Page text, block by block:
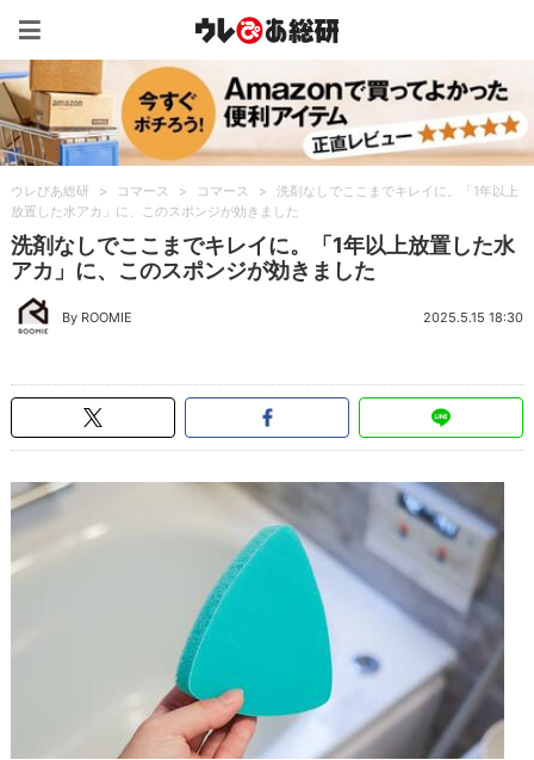
ウレぴあ総研 > コマース > コマース >
洗剤なしでここまでキレイに。「1年以上
放置した水アカ」に、このスポンジが効きました
洗剤なしでここまでキレイに。「1年以上放置した水
アカ」に、このスポンジが効きました
By ROOMIE 2025.5.15 18:30